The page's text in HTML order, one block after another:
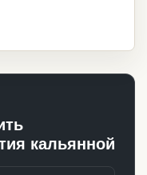
кальянной